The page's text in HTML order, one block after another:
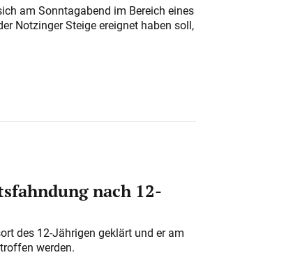
am Sonntagabend im Bereich eines
Notzinger Steige ereignet haben soll,
nach 12-
des 12-Jährigen geklärt und er am
werden.